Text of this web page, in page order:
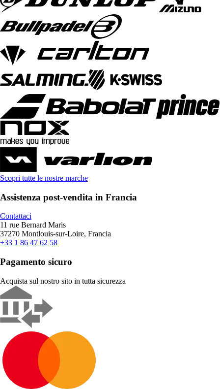
Scopri tutte le nostre marche
Assistenza post-vendita in Francia
Contattaci
11 rue Bernard Maris
37270 Montlouis-sur-Loire, Francia
+33 1 86 47 62 58
Pagamento sicuro
Acquista sul nostro sito in tutta sicurezza